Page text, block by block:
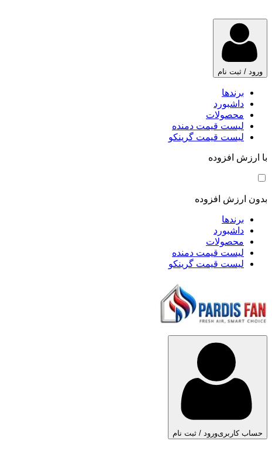
ورود / ثبت نام
برندها
داشبورد
محصولات
لیست قیمت دمنده
لیست قیمت گرینکو
با ارزش افزوده
بدون ارزش افزوده
برندها
داشبورد
محصولات
لیست قیمت دمنده
لیست قیمت گرینکو
حساب کاربریورود / ثبت نام